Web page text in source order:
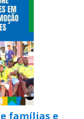
famílias e